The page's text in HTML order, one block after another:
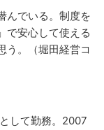
んでいる。制度を
で安心して使える
う。（堀田経営コ
して勤務。2007